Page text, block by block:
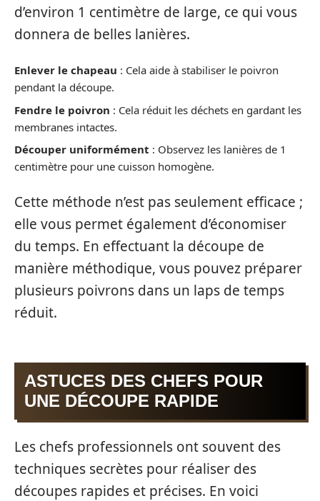
d’environ 1 centimètre de large, ce qui vous
donnera de belles lanières.
Enlever le chapeau : Cela aide à stabiliser le poivron
pendant la découpe.
Fendre le poivron : Cela réduit les déchets en gardant les
membranes intactes.
Découper uniformément : Observez les lanières de 1
centimètre pour une cuisson homogène.
Cette méthode n’est pas seulement efficace ;
elle vous permet également d’économiser
du temps. En effectuant la découpe de
manière méthodique, vous pouvez préparer
plusieurs poivrons dans un laps de temps
réduit.
ASTUCES DES CHEFS POUR
UNE DÉCOUPE RAPIDE
Les chefs professionnels ont souvent des
techniques secrètes pour réaliser des
découpes rapides et précises. En voici